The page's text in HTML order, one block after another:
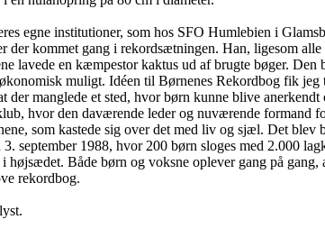
egne institutioner, som hos SFO Humlebien i
der kommet gang i rekordsætningen. Han, ligesom
lavede en kæmpestor kaktus ud af brugte bøger.
muligt. Idéen til Børnenes Rekordbog fik
der manglede et sted, hvor børn kunne blive
hvor den daværende leder og nuværende formand
som kastede sig over det med liv og sjæl. Det
september 1988, hvor 200 børn sloges med 2.000
højsædet. Både børn og voksne oplever gang på
rekordbog.